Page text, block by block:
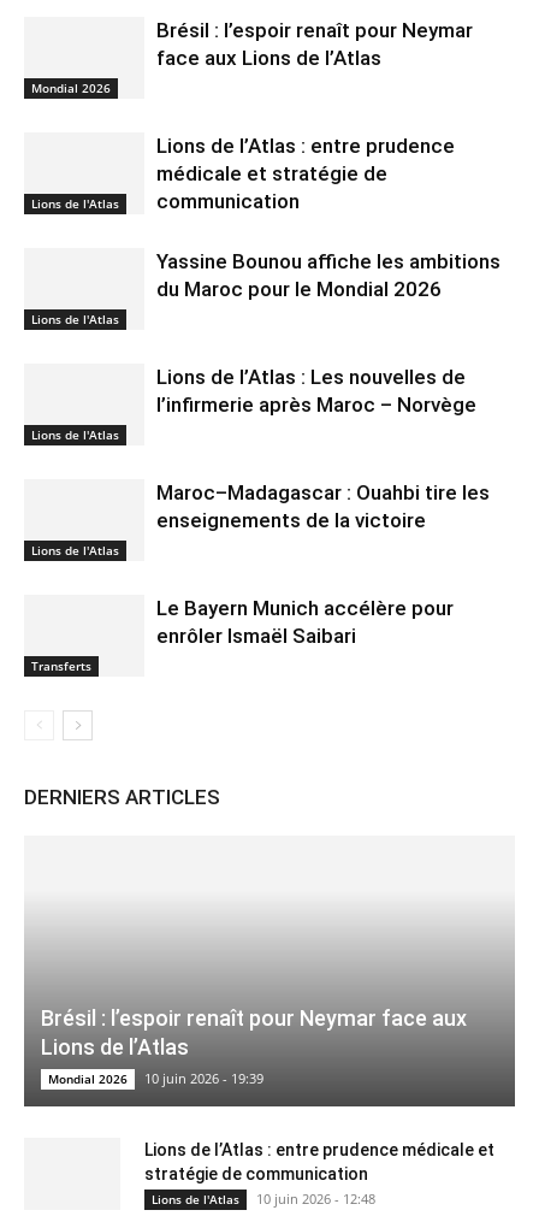
Mondial 2026
Brésil : l’espoir renaît pour Neymar
face aux Lions de l’Atlas
Lions de l'Atlas
Lions de l’Atlas : entre prudence
médicale et stratégie de
communication
Lions de l'Atlas
Yassine Bounou affiche les ambitions
du Maroc pour le Mondial 2026
Lions de l'Atlas
Lions de l’Atlas : Les nouvelles de
l’infirmerie après Maroc – Norvège
Lions de l'Atlas
Maroc–Madagascar : Ouahbi tire les
enseignements de la victoire
Transferts
Le Bayern Munich accélère pour
enrôler Ismaël Saibari
DERNIERS ARTICLES
Brésil : l’espoir renaît pour Neymar face aux
Lions de l’Atlas
Mondial 2026 10 juin 2026 - 19:39
Lions de l’Atlas : entre prudence médicale et
stratégie de communication
Lions de l'Atlas 10 juin 2026 - 12:48